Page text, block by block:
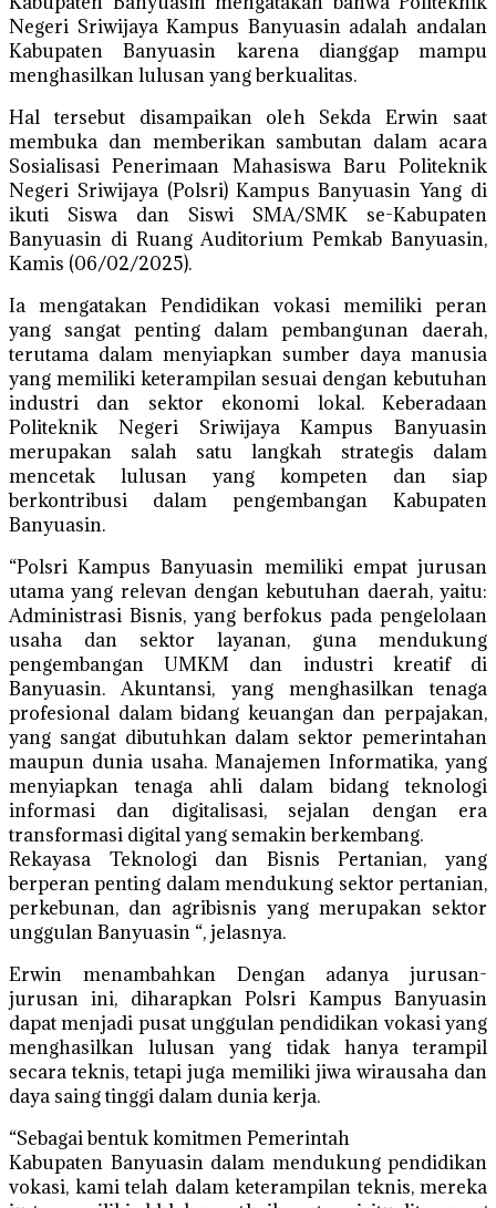
Negeri Sriwijaya Kampus Banyuasin adalah andalan
Kabupaten Banyuasin karena dianggap mampu
menghasilkan lulusan yang berkualitas.
Hal tersebut disampaikan oleh Sekda Erwin saat
membuka dan memberikan sambutan dalam acara
Sosialisasi Penerimaan Mahasiswa Baru Politeknik
Negeri Sriwijaya (Polsri) Kampus Banyuasin Yang di
ikuti Siswa dan Siswi SMA/SMK se-Kabupaten
Banyuasin di Ruang Auditorium Pemkab Banyuasin,
Kamis (06/02/2025).
Ia mengatakan Pendidikan vokasi memiliki peran
yang sangat penting dalam pembangunan daerah,
terutama dalam menyiapkan sumber daya manusia
yang memiliki keterampilan sesuai dengan kebutuhan
industri dan sektor ekonomi lokal. Keberadaan
Politeknik Negeri Sriwijaya Kampus Banyuasin
merupakan salah satu langkah strategis dalam
mencetak lulusan yang kompeten dan siap
berkontribusi dalam pengembangan Kabupaten
Banyuasin.
“Polsri Kampus Banyuasin memiliki empat jurusan
utama yang relevan dengan kebutuhan daerah, yaitu:
Administrasi Bisnis, yang berfokus pada pengelolaan
usaha dan sektor layanan, guna mendukung
pengembangan UMKM dan industri kreatif di
Banyuasin. Akuntansi, yang menghasilkan tenaga
profesional dalam bidang keuangan dan perpajakan,
yang sangat dibutuhkan dalam sektor pemerintahan
maupun dunia usaha. Manajemen Informatika, yang
menyiapkan tenaga ahli dalam bidang teknologi
informasi dan digitalisasi, sejalan dengan era
transformasi digital yang semakin berkembang.
Rekayasa Teknologi dan Bisnis Pertanian, yang
berperan penting dalam mendukung sektor pertanian,
perkebunan, dan agribisnis yang merupakan sektor
unggulan Banyuasin “, jelasnya.
Erwin menambahkan Dengan adanya jurusan-
jurusan ini, diharapkan Polsri Kampus Banyuasin
dapat menjadi pusat unggulan pendidikan vokasi yang
menghasilkan lulusan yang tidak hanya terampil
secara teknis, tetapi juga memiliki jiwa wirausaha dan
daya saing tinggi dalam dunia kerja.
“Sebagai bentuk komitmen Pemerintah
Kabupaten Banyuasin dalam mendukung pendidikan
vokasi, kami telah dalam keterampilan teknis, mereka